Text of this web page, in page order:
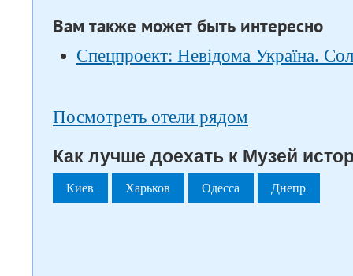
Вам также может быть интересно
Спецпроект: Невідома Україна.
Посмотреть отели рядом
Как лучше доехать к Музей
Киев Харьков Одесса Днепр